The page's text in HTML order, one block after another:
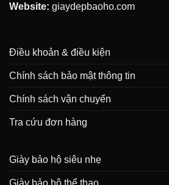
Website: giaydepbaoho.com
Điều khoản & điều kiện
Chính sách bảo mật thông tin
Chính sách vận chuyển
Tra cứu đơn hàng
Giày bảo hộ siêu nhẹ